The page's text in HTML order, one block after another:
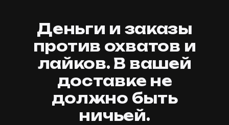
Деньги и заказы
против охватов и
лайков. В вашей
доставке не
должно быть
ничьей.